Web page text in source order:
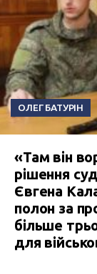
ОЛЕГ БАТУРІН
«Там він
рішення
Євгена
полон за
більше
для